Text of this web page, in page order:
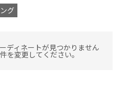
グ
ディネートが見つかりません
を変更してください。